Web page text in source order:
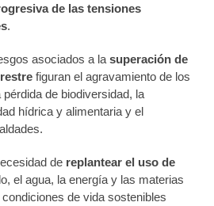
de las tensiones
.
asociados a la superación de
figuran el agravamiento de los
de biodiversidad, la
hídrica y alimentaria y el
de replantear el uso de
el agua, la energía y las materias
de vida sostenibles